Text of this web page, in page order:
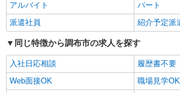
アルバイト
パート
派遣社員
紹介予定派
同じ特徴から調布市の求人を探す
入社日応相談
履歴書不要
Web面接OK
職場見学